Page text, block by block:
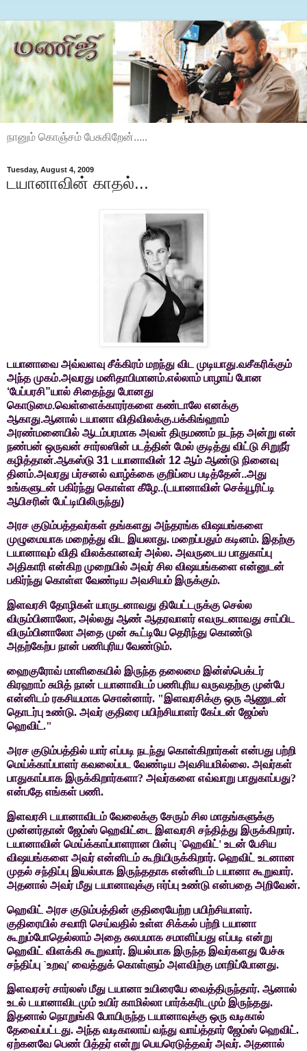
நானும் கொஞ்சம் பேசுகிறேன்.....
Tuesday, August 4, 2009
டயானாவின் காதல்...
டயானாவை அவ்வளவு சீக்கிரம் மறந்து விட முடியாது.வசீகரிக்கும்
அந்த முகம்.அவரது மனிதாபிமானம்.எல்லாம் பாழாய் போன
‘பேப்பரசி”யால் சிதைந்து போனது
கொடுமை.வெள்ளைக்காரர்களை கண்டாலே எனக்கு
ஆகாது.ஆனால் டயானா விதிவிலக்கு.பக்கிங்ஹாம்
அரண்மனையில் ஆடம்பரமாக அவள் திருமணம் நடந்த அன்று என்
நண்பன் ஒருவன் சார்லஸின் படத்தின் மேல் குடித்து விட்டு சிறுநீர்
கழித்தான்.ஆகஸ்டு 31 டயானாவின் 12 ஆம் ஆண்டு நினைவு
தினம்.அவரது பர்சனல் வாழ்க்கை குறிப்பை படித்தேன்..அது
உங்களுடன் பகிர்ந்து கொள்ள கீழே..(டயானாவின் செக்யூரிட்டி
ஆபிசரின் பேட்டியிலிருந்து)
அரச குடும்பத்தவர்கள் தங்களது அந்தரங்க விஷயங்களை
முழுமையாக மறைத்து விட இயலாது. மறைப்பதும் கடினம். இதற்கு
டயானாவும் விதி விலக்கானவர் அல்ல. அவருடைய பாதுகாப்பு
அதிகாரி என்கிற முறையில் அவர் சில விஷயங்களை என்னுடன்
பகிர்ந்து கொள்ள வேண்டிய அவசியம் இருக்கும்.
இளவரசி தோழிகள் யாருடனாவது தியேட்டருக்கு செல்ல
விரும்பினாலோ, அல்லது ஆண் ஆதரவாளர் எவருடனாவது சாப்பிட
விரும்பினாலோ அதை முன் கூட்டியே தெரிந்து கொண்டு
அதற்கேற்ப நான் பணிபுரிய வேண்டும்.
ஹைகுரோவ் மாளிகையில் இருந்த தலைமை இன்ஸ்பெக்டர்
கிரஹாம் சுமித் நான் டயானாவிடம் பணிபுரிய வருவதற்கு முன்பே
என்னிடம் ரகசியமாக சொன்னார். "இளவரசிக்கு ஒரு ஆணுடன்
தொடர்பு உண்டு. அவர் குதிரை பயிற்சியாளர் கேப்டன் ஜேம்ஸ்
ஹெவிட்."
அரச குடும்பத்தில் யார் எப்படி நடந்து கொள்கிறார்கள் என்பது பற்றி
மெய்க்காப்பாளர் கவலைப்பட வேண்டிய அவசியமில்லை. அவர்கள்
பாதுகாப்பாக இருக்கிறார்களா? அவர்களை எவ்வாறு பாதுகாப்பது?
என்பதே எங்கள் பணி.
இளவரசி டயானாவிடம் வேலைக்கு சேரும் சில மாதங்களுக்கு
முன்னர்தான் ஜேம்ஸ் ஹெவிட்டை இளவரசி சந்தித்து இருக்கிறார்.
டயானாவின் மெய்க்காப்பாளரான பின்பு `ஹெவிட் ' உடன் பேசிய
விஷயங்களை அவர் என்னிடம் கூறியிருக்கிறார். ஹெவிட் உடனான
முதல் சந்திப்பு இயல்பாக இருந்ததாக என்னிடம் டயானா கூறுவார்.
அதனால் அவர் மீது டயானாவுக்கு ஈர்ப்பு உண்டு என்பதை அறிவேன்.
ஹெவிட் அரச குடும்பத்தின் குதிரையேற்ற பயிற்சியாளர்.
குதிரையில் சவாரி செய்வதில் உள்ள சிக்கல் பற்றி டயானா
கூறும்போதெல்லாம் அதை சுலபமாக சமாளிப்பது எப்படி என்று
ஹெவிட் விளக்கி கூறுவார். இயல்பாக இருந்த இவர்களது பேச்சு
சந்திப்பு `உறவு' வைத்துக் கொள்ளும் அளவிற்கு மாறிப்போனது.
இளவரசர் சார்லஸ் மீது டயானா உயிரையே வைத்திருந்தார். ஆனால்
உடல் டயானாவிடமும் உயிர் காமில்லா பார்க்கரிடமும் இருந்தது.
இதனால் நொறுங்கி போயிருந்த டயானாவுக்கு ஒரு வடிகால்
தேவைப்பட்டது. அந்த வடிகாலாய் வந்து வாய்த்தார் ஜேம்ஸ் ஹெவிட்.
ஏற்கனவே பெண் பித்தர் என்று பெயரெடுத்தவர் அவர். அதனால்